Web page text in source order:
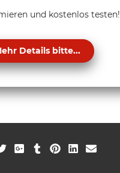
und kostenlos testen!
Details bitte...